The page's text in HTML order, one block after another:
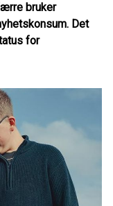
bruker
Det
for